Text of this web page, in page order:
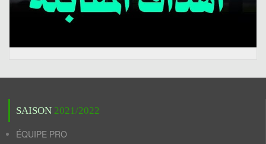
SAISON 2021/2022
ÉQUIPE PRO